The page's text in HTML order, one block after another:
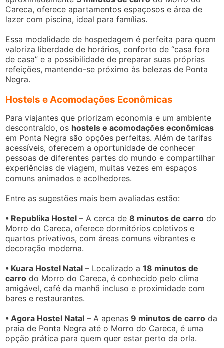
Careca, oferece apartamentos espaçosos e área de
lazer com piscina, ideal para famílias.
Essa modalidade de hospedagem é perfeita para quem
valoriza liberdade de horários, conforto de “casa fora
de casa” e a possibilidade de preparar suas próprias
refeições, mantendo-se próximo às belezas de Ponta
Negra.
Hostels e Acomodações Econômicas
Para viajantes que priorizam economia e um ambiente
descontraído, os hostels e acomodações econômicas
em Ponta Negra são opções perfeitas. Além de tarifas
acessíveis, oferecem a oportunidade de conhecer
pessoas de diferentes partes do mundo e compartilhar
experiências de viagem, muitas vezes em espaços
comuns animados e acolhedores.
Entre as sugestões mais bem avaliadas estão:
• Republika Hostel – A cerca de8 minutos de carro do
Morro do Careca, oferece dormitórios coletivos e
quartos privativos, com áreas comuns vibrantes e
decoração moderna.
• Kuara Hostel Natal – Localizado a18 minutos de
carro do Morro do Careca, é conhecido pelo clima
amigável, café da manhã incluso e proximidade com
bares e restaurantes.
• Agora Hostel Natal – A apenas9 minutos de carro da
praia de Ponta Negra até o Morro do Careca, é uma
opção prática para quem quer estar perto da orla.